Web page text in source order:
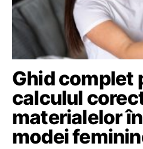
Ghid complet
calculul
materialelor
modei